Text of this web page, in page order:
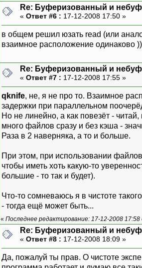
Re: Буферизованный и
« Ответ #6 : 17-12-2008 17:50 »
в общем решил юзать read (или
взаимное расположение одинаково
Re: Буферизованный и
« Ответ #7 : 17-12-2008 17:55 »
qknife, не, я не про то. Взаимное
задержки при параллельном
Но не линейно, а как повезёт -
много файлов сразу и без кэша -
Раза в 2 наверняка, а то и больше.
При этом, при использовании
чтобы иметь хоть какую-то
большие - то так и будет).
Что-то сомневаюсь я в чистоте
- тогда ещё может быть...
« Последнее редактирование: 17-12-2008
Re: Буферизованный и
« Ответ #8 : 17-12-2008 18:09 »
Да, пожалуй ты прав. О чистоте